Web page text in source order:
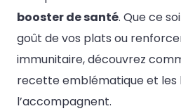
booster de santé. Que ce
goût de vos plats ou
immunitaire, découvrez
recette emblématique et les
l’accompagnent.